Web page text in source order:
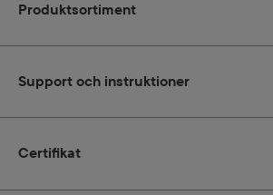
Certifikat
Produktsortiment
Support och instruktioner